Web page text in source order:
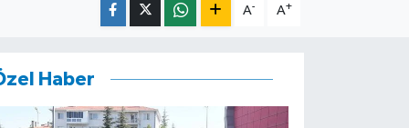
A- A+
Haber